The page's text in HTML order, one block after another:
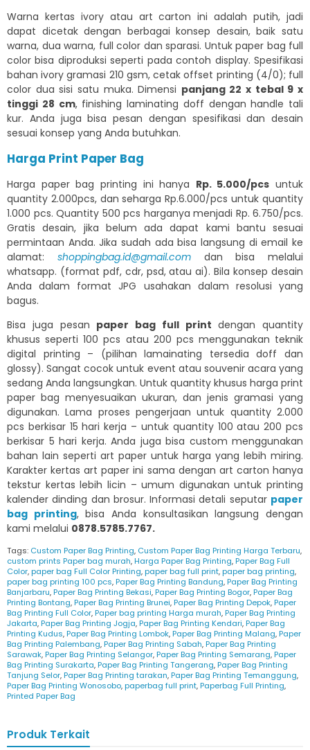
Warna kertas ivory atau art carton ini adalah putih, jadi
dapat dicetak dengan berbagai konsep desain, baik satu
warna, dua warna, full color dan sparasi. Untuk paper bag full
color bisa diproduksi seperti pada contoh display. Spesifikasi
bahan ivory gramasi 210 gsm, cetak offset printing (4/0); full
color dua sisi satu muka. Dimensi panjang 22 x tebal 9 x
tinggi 28 cm, finishing laminating doff dengan handle tali
kur. Anda juga bisa pesan dengan spesifikasi dan desain
sesuai konsep yang Anda butuhkan.
Harga Print Paper Bag
Harga paper bag printing ini hanya Rp. 5.000/pcs untuk
quantity 2.000pcs, dan seharga Rp.6.000/pcs untuk quantity
1.000 pcs. Quantity 500 pcs harganya menjadi Rp. 6.750/pcs.
Gratis desain, jika belum ada dapat kami bantu sesuai
permintaan Anda. Jika sudah ada bisa langsung di email ke
alamat: shoppingbag.id@gmail.comdan bisa melalui
whatsapp. (format pdf, cdr, psd, atau ai). Bila konsep desain
Anda dalam format JPG usahakan dalam resolusi yang
bagus.
Bisa juga pesan paper bag full print dengan quantity
khusus seperti 100 pcs atau 200 pcs menggunakan teknik
digital printing – (pilihan lamainating tersedia doff dan
glossy). Sangat cocok untuk event atau souvenir acara yang
sedang Anda langsungkan. Untuk quantity khusus harga print
paper bag menyesuaikan ukuran, dan jenis gramasi yang
digunakan. Lama proses pengerjaan untuk quantity 2.000
pcs berkisar 15 hari kerja – untuk quantity 100 atau 200 pcs
berkisar 5 hari kerja. Anda juga bisa custom menggunakan
bahan lain seperti art paper untuk harga yang lebih miring.
Karakter kertas art paper ini sama dengan art carton hanya
tekstur kertas lebih licin – umum digunakan untuk printing
kalender dinding dan brosur. Informasi detali seputar paper
bag printing, bisa Anda konsultasikan langsung dengan
kami melalui 0878.5785.7767.
Tags: Custom Paper Bag Printing, Custom Paper Bag Printing Harga Terbaru,
custom prints Paper bag murah,Harga Paper Bag Printing,Paper Bag Full
Color,paper bag Full Color Printing,paper bag full print,paper bag printing,
paper bag printing 100 pcs,Paper Bag Printing Bandung,Paper Bag Printing
Banjarbaru,Paper Bag Printing Bekasi,Paper Bag Printing Bogor,Paper Bag
Printing Bontang,Paper Bag Printing Brunei,Paper Bag Printing Depok,Paper
Bag Printing Full Color,Paper bag printing Harga murah,Paper Bag Printing
Jakarta,Paper Bag Printing Jogja,Paper Bag Printing Kendari,Paper Bag
Printing Kudus,Paper Bag Printing Lombok,Paper Bag Printing Malang,Paper
Bag Printing Palembang,Paper Bag Printing Sabah,Paper Bag Printing
Sarawak,Paper Bag Printing Selangor,Paper Bag Printing Semarang,Paper
Bag Printing Surakarta,Paper Bag Printing Tangerang,Paper Bag Printing
Tanjung Selor,Paper Bag Printing tarakan,Paper Bag Printing Temanggung,
Paper Bag Printing Wonosobo,paperbag full print,Paperbag Full Printing,
Printed Paper Bag
Produk Terkait